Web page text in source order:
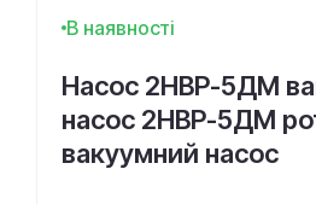
В наявності
Насос 2НВР-5ДМ
насос 2НВР-5ДМ
вакуумний насос